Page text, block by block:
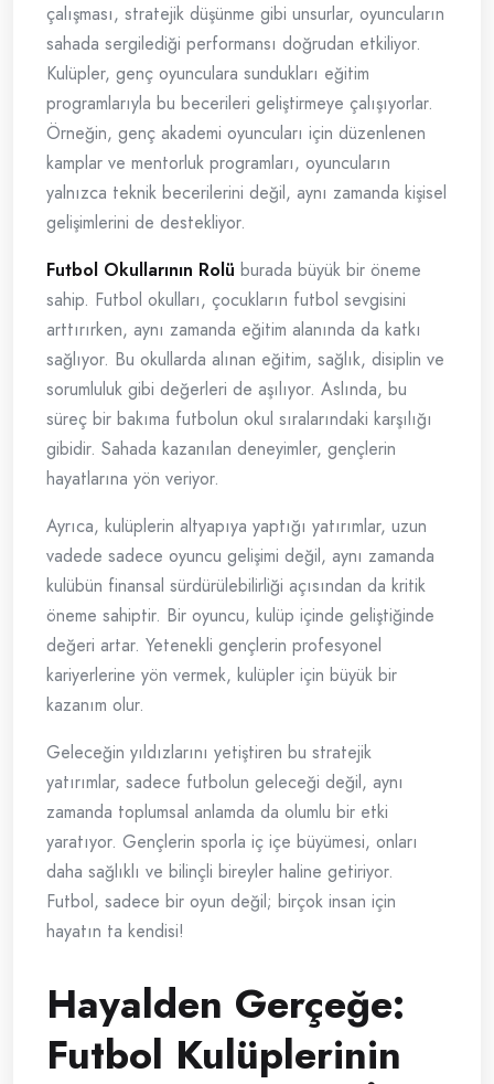
çalışması, stratejik düşünme gibi unsurlar, oyuncuların
sahada sergilediği performansı doğrudan etkiliyor.
Kulüpler, genç oyunculara sundukları eğitim
programlarıyla bu becerileri geliştirmeye çalışıyorlar.
Örneğin, genç akademi oyuncuları için düzenlenen
kamplar ve mentorluk programları, oyuncuların
yalnızca teknik becerilerini değil, aynı zamanda kişisel
gelişimlerini de destekliyor.
Futbol Okullarının Rolü burada büyük bir öneme
sahip. Futbol okulları, çocukların futbol sevgisini
arttırırken, aynı zamanda eğitim alanında da katkı
sağlıyor. Bu okullarda alınan eğitim, sağlık, disiplin ve
sorumluluk gibi değerleri de aşılıyor. Aslında, bu
süreç bir bakıma futbolun okul sıralarındaki karşılığı
gibidir. Sahada kazanılan deneyimler, gençlerin
hayatlarına yön veriyor.
Ayrıca, kulüplerin altyapıya yaptığı yatırımlar, uzun
vadede sadece oyuncu gelişimi değil, aynı zamanda
kulübün finansal sürdürülebilirliği açısından da kritik
öneme sahiptir. Bir oyuncu, kulüp içinde geliştiğinde
değeri artar. Yetenekli gençlerin profesyonel
kariyerlerine yön vermek, kulüpler için büyük bir
kazanım olur.
Geleceğin yıldızlarını yetiştiren bu stratejik
yatırımlar, sadece futbolun geleceği değil, aynı
zamanda toplumsal anlamda da olumlu bir etki
yaratıyor. Gençlerin sporla iç içe büyümesi, onları
daha sağlıklı ve bilinçli bireyler haline getiriyor.
Futbol, sadece bir oyun değil; birçok insan için
hayatın ta kendisi!
Hayalden Gerçeğe:
Futbol Kulüplerinin